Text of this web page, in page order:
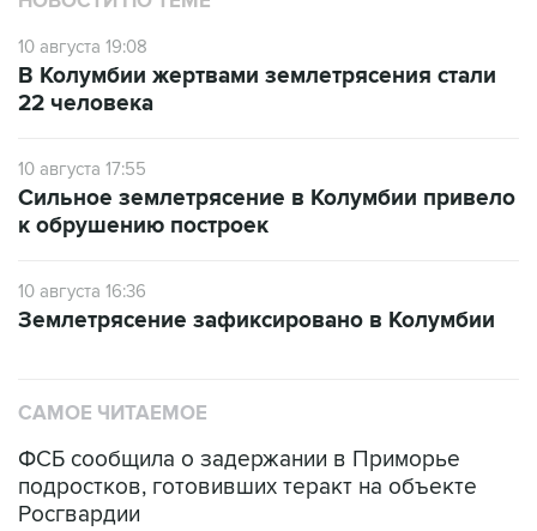
10 августа 19:08
В Колумбии жертвами землетрясения стали
22 человека
10 августа 17:55
Сильное землетрясение в Колумбии привело
к обрушению построек
10 августа 16:36
Землетрясение зафиксировано в Колумбии
САМОЕ ЧИТАЕМОЕ
ФСБ сообщила о задержании в Приморье
подростков, готовивших теракт на объекте
Росгвардии